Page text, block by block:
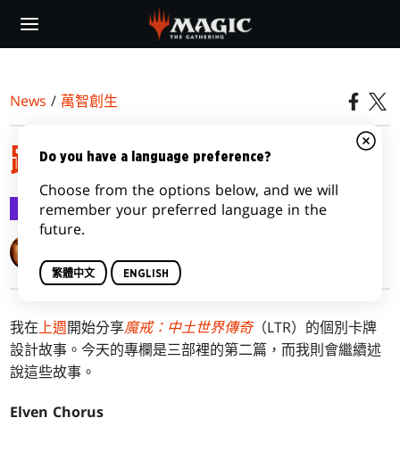
main
News / 萬智創生
踏入魔戒，第二部
萬智創生 2023-06-26
我在上週開始分享魔戒：中土世界傳奇（LTR）的個別卡牌
設計故事。今天的專欄是三部裡的第二篇，而我則會繼續述
說這些故事。
Elven Chorus
Do you have a language preference?
Choose from the options below, and we will
remember your preferred language in the
future.
繁體中文 ENGLISH